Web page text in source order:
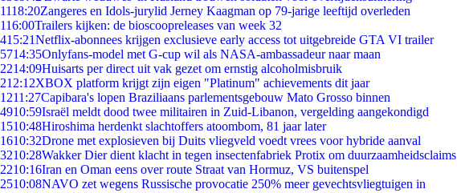
1118:20Zangeres en Idols-jurylid Jerney Kaagman op 79-jarige leeftijd overleden
116:00Trailers kijken: de bioscoopreleases van week 32
415:21Netflix-abonnees krijgen exclusieve early access tot uitgebreide GTA VI trailer
5714:35Onlyfans-model met G-cup wil als NASA-ambassadeur naar maan
2214:09Huisarts per direct uit vak gezet om ernstig alcoholmisbruik
212:12XBOX platform krijgt zijn eigen "Platinum" achievements dit jaar
1211:27Capibara's lopen Braziliaans parlementsgebouw Mato Grosso binnen
4910:59Israël meldt dood twee militairen in Zuid-Libanon, vergelding aangekondigd
1510:48Hiroshima herdenkt slachtoffers atoombom, 81 jaar later
1610:32Drone met explosieven bij Duits vliegveld voedt vrees voor hybride aanval
3210:28Wakker Dier dient klacht in tegen insectenfabriek Protix om duurzaamheidsclaims
2210:16Iran en Oman eens over route Straat van Hormuz, VS buitenspel
2510:08NAVO zet wegens Russische provocatie 250% meer gevechtsvliegtuigen in